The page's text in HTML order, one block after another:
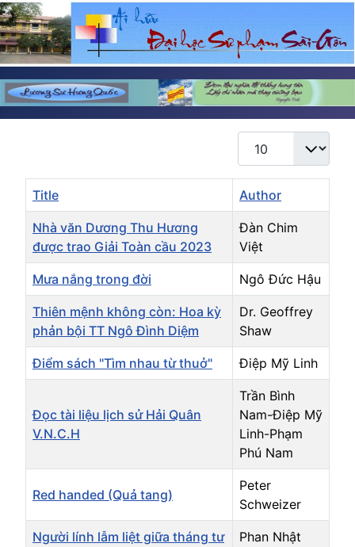
Display #
Title Author
Nhà văn Dương Thu Hương
được trao Giải Toàn cầu 2023
Đàn Chim
Việt
Mưa nắng trong đời Ngô Đức Hậu
Thiên mệnh không còn: Hoa kỳ
phản bội TT Ngô Đình Diệm
Dr. Geoffrey
Shaw
Điểm sách "Tìm nhau từ thuở" Điệp Mỹ Linh
Đọc tài liệu lịch sử Hải Quân
V.N.C.H
Trần Bình
Nam-Điệp Mỹ
Linh-Phạm
Phú Nam
Red handed (Quả tang)
Peter
Schweizer
Người lính lẫm liệt giữa tháng tư
Phan Nhật